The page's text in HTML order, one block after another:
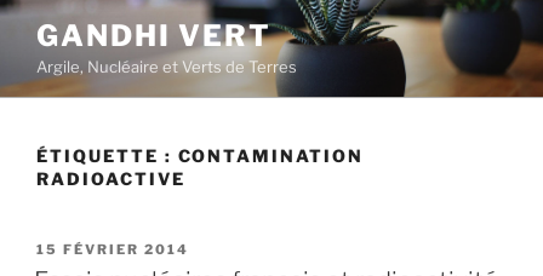
Aller
contenu
principal
GANDHI VERT
Argile, Nucléaire et Verts de Terres
ÉTIQUETTE : CONTAMINATION
RADIOACTIVE
PUBLIÉ
LE
15 FÉVRIER 2014